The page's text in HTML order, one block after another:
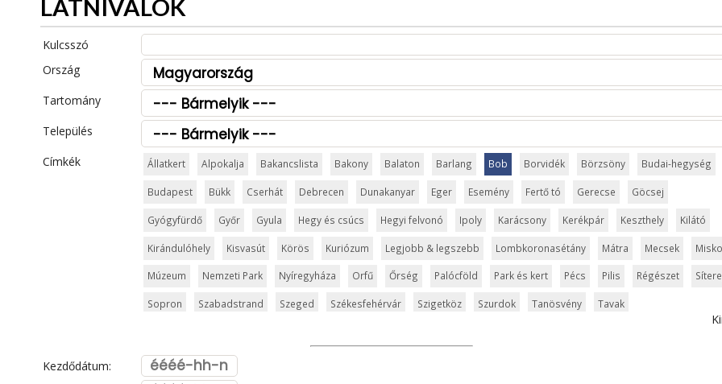
LÁTNIVALÓK
Kulcsszó
Ország
Tartomány
Település
Címkék
Állatkert Alpokalja Bakancslista Bakony Balaton Barlang Bob Borvidék Börzsöny Budai-hegység
Budapest Bükk Cserhát Debrecen Dunakanyar Eger Esemény Fertő tó Gerecse Göcsej
Gyógyfürdő Győr Gyula Hegy és csúcs Hegyi felvonó Ipoly Karácsony Kerékpár Keszthely Kilátó
Kirándulóhely Kisvasút Körös Kuriózum Legjobb & legszebb Lombkoronasétány Mátra Mecsek
Múzeum Nemzeti Park Nyíregyháza Orfű Őrség Palócföld Park és kert Pécs Pilis Régészet
Sopron Szabadstrand Szeged Székesfehérvár Szigetköz Szurdok Tanösvény Tavak
Visegrád Vízesés
Kezdődátum: